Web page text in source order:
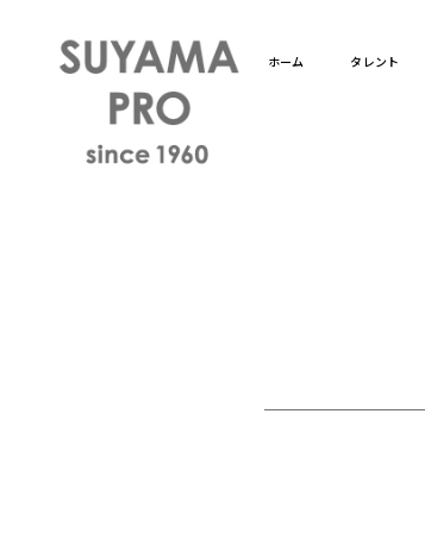
ホーム タレント